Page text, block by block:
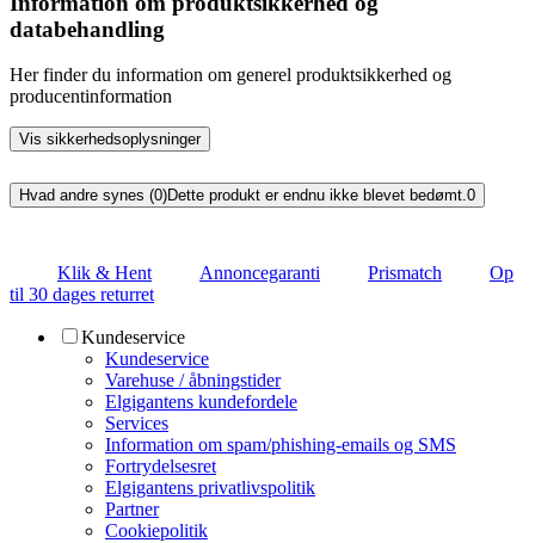
databehandling
Her finder du information om generel produktsikkerhed og
producentinformation
Vis sikkerhedsoplysninger
Hvad andre synes (0)Dette produkt er endnu ikke blevet bedømt.0
Klik & Hent Annoncegaranti Prismatch
Op
til 30 dages returret
Kundeservice
Kundeservice
Varehuse / åbningstider
Elgigantens kundefordele
Services
Information om spam/phishing-emails og SMS
Fortrydelsesret
Elgigantens privatlivspolitik
Partner
Cookiepolitik